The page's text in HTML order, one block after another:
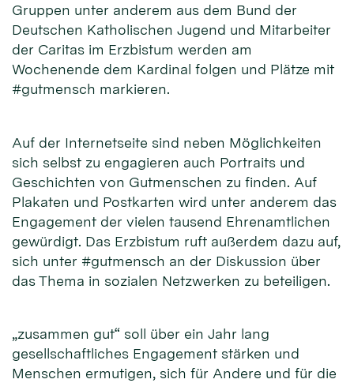
Gruppen unter anderem aus dem Bund der
Deutschen Katholischen Jugend und Mitarbeiter
der Caritas im Erzbistum werden am
Wochenende dem Kardinal folgen und Plätze mit
#gutmensch markieren.
Auf der Internetseite sind neben Möglichkeiten
sich selbst zu engagieren auch Portraits und
Geschichten von Gutmenschen zu finden. Auf
Plakaten und Postkarten wird unter anderem das
Engagement der vielen tausend Ehrenamtlichen
gewürdigt. Das Erzbistum ruft außerdem dazu auf,
sich unter #gutmensch an der Diskussion über
das Thema in sozialen Netzwerken zu beteiligen.
„zusammen gut“ soll über ein Jahr lang
gesellschaftliches Engagement stärken und
Menschen ermutigen, sich für Andere und für die